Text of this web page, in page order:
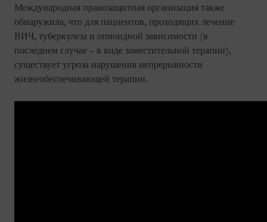
Международная правозащитная организация также
обнаружила, что для пациентов, проходящих лечение
ВИЧ, туберкулеза и опиоидной зависимости (в
последнем случае – в виде заместительной терапии),
существует угроза нарушения непрерывности
жизнеобеспечивающей терапии.